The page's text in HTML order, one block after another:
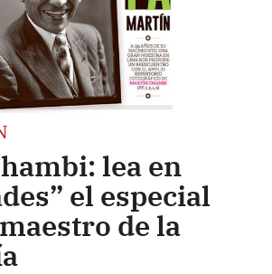
lea en
el especial
de la